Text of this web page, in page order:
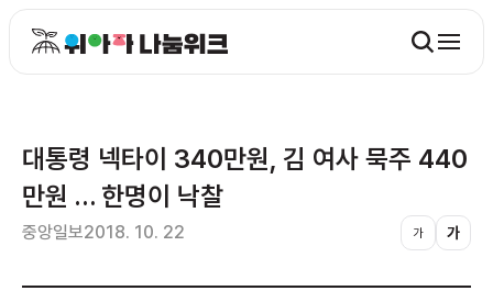
대통령 넥타이 340만원, 김 여사 묵주 440
만원 … 한명이 낙찰
중앙일보2018. 10. 22